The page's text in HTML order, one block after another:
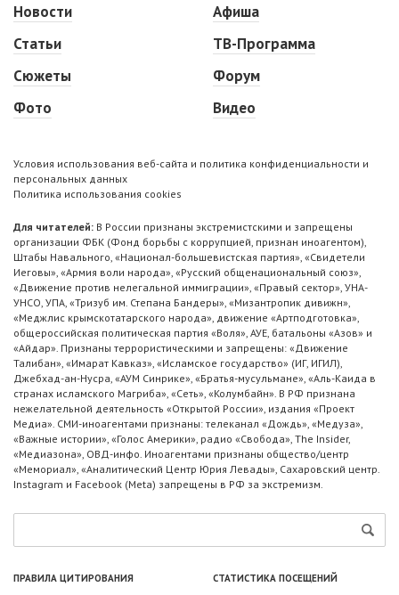
Новости
Статьи
Сюжеты
Фото
Афиша
ТВ-Программа
Форум
Видео
Условия использования веб-сайта и политика конфиденциальности и
персональных данных
Политика использования cookies
Для читателей: В России признаны экстремистскими и запрещены
организации ФБК (Фонд борьбы с коррупцией, признан иноагентом),
Штабы Навального, «Национал-большевистская партия», «Свидетели
Иеговы», «Армия воли народа», «Русский общенациональный союз»,
«Движение против нелегальной иммиграции», «Правый сектор», УНА-
УНСО, УПА, «Тризуб им. Степана Бандеры», «Мизантропик дивижн»,
«Меджлис крымскотатарского народа», движение «Артподготовка»,
общероссийская политическая партия «Воля», АУЕ, батальоны «Азов» и
«Айдар». Признаны террористическими и запрещены: «Движение
Талибан», «Имарат Кавказ», «Исламское государство» (ИГ, ИГИЛ),
Джебхад-ан-Нусра, «АУМ Синрике», «Братья-мусульмане», «Аль-Каида в
странах исламского Магриба», «Сеть», «Колумбайн». В РФ признана
нежелательной деятельность «Открытой России», издания «Проект
Медиа». СМИ-иноагентами признаны: телеканал «Дождь», «Медуза»,
«Важные истории», «Голос Америки», радио «Свобода», The Insider,
«Медиазона», ОВД-инфо. Иноагентами признаны общество/центр
«Мемориал», «Аналитический Центр Юрия Левады», Сахаровский центр.
Instagram и Facebook (Metа) запрещены в РФ за экстремизм.
ПРАВИЛА ЦИТИРОВАНИЯ СТАТИСТИКА ПОСЕЩЕНИЙ